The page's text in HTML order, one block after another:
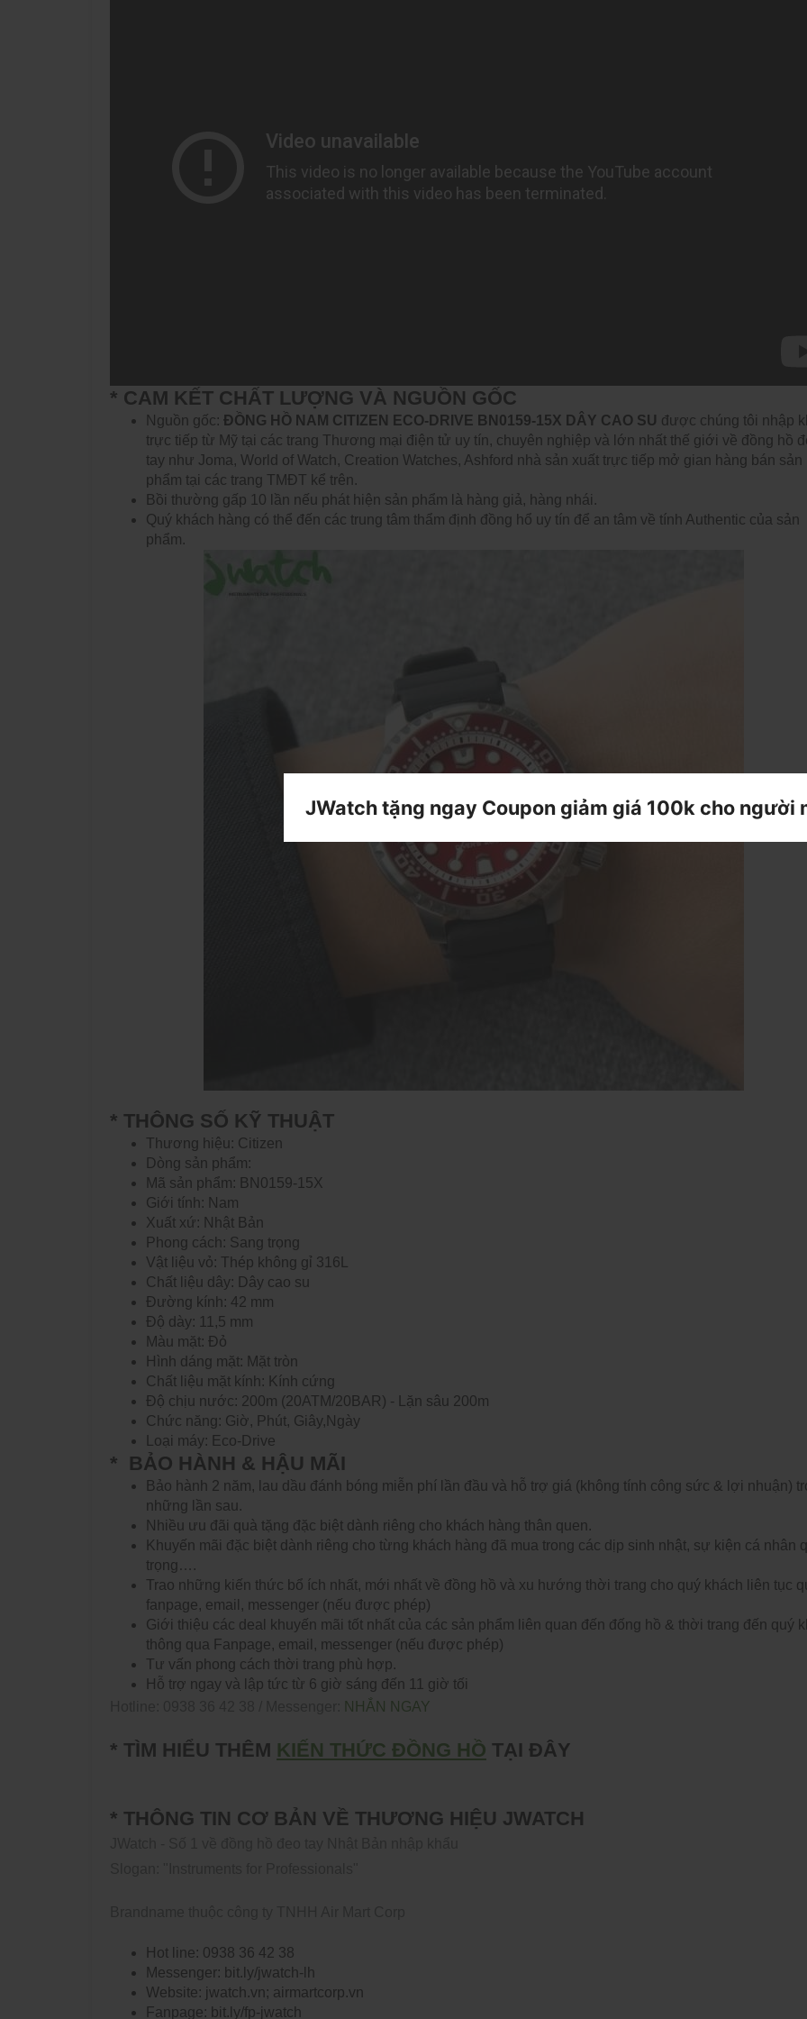
* CAM KẾT CHẤT LƯỢNG VÀ NGUỒN GỐC
Nguồn gốc: ĐỒNG HỒ NAM CITIZEN ECO-DRIVE BN0159-15X DÂY CAO SU được chúng tôi nhập
trực tiếp từ Mỹ tại các trang Thương mại điện tử uy tín, chuyên nghiệp và lớn nhất thế giới về đồng hồ
tay như Joma, World of Watch, Creation Watches, Ashford nhà sản xuất trực tiếp mở gian hàng bán sản
phẩm tại các trang TMĐT kể trên.
Bồi thường gấp 10 lần nếu phát hiện sản phẩm là hàng giả, hàng nhái.
Quý khách hàng có thể đến các trung tâm thẩm định đồng hổ uy tín để an tâm về tính Authentic của sản
phẩm.
* THÔNG SỐ KỸ THUẬT
Thương hiệu: Citizen
Dòng sản phẩm:
Mã sản phẩm: BN0159-15X
Giới tính: Nam
Xuất xứ: Nhật Bản
Phong cách: Sang trọng
Vật liệu vỏ: Thép không gỉ 316L
Chất liệu dây: Dây cao su
Đường kính: 42 mm
Độ dày: 11,5 mm
Màu mặt: Đỏ
Hình dáng mặt: Mặt tròn
Chất liệu mặt kính: Kính cứng
Độ chịu nước: 200m (20ATM/20BAR) - Lặn sâu 200m
Chức năng: Giờ, Phút, Giây,Ngày
Loại máy: Eco-Drive
* BẢO HÀNH & HẬU MÃI
Bảo hành 2 năm, lau dầu đánh bóng miễn phí lần đầu và hỗ trợ giá (không tính công sức & lợi nhuận)
những lần sau.
Nhiều ưu đãi quà tặng đặc biệt dành riêng cho khách hàng thân quen.
Khuyến mãi đặc biệt dành riêng cho từng khách hàng đã mua trong các dịp sinh nhật, sự kiện cá nhân
trọng….
Trao những kiến thức bổ ích nhất, mới nhất về đồng hồ và xu hướng thời trang cho quý khách liên tục
fanpage, email, messenger (nếu được phép)
Giới thiệu các deal khuyến mãi tốt nhất của các sản phẩm liên quan đến đống hồ & thời trang đến quý
thông qua Fanpage, email, messenger (nếu được phép)
Tư vấn phong cách thời trang phù hợp.
Hỗ trợ ngay và lập tức từ 6 giờ sáng đến 11 giờ tối
NHẮN NGAY
* TÌM HIỂU THÊM KIẾN THỨC ĐỒNG HỒ TẠI ĐÂY
* THÔNG TIN CƠ BẢN VỀ THƯƠNG HIỆU JWATCH
Hot line: 0938 36 42 38
Messenger: bit.ly/jwatch-lh
Website: jwatch.vn; airmartcorp.vn
Fanpage: bit.ly/fp-jwatch
JWatch tặng ngay Coupon giảm giá 100k cho người